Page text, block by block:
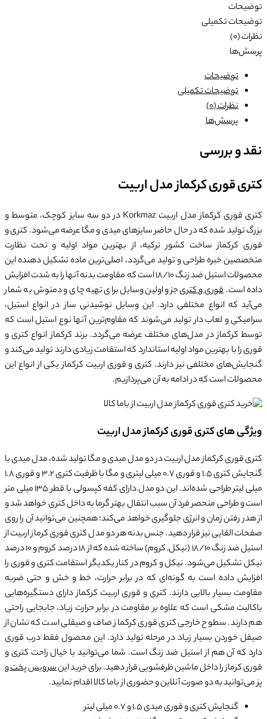
توضیحات
توضیحات تکمیلی
نظرات (0)
پرسش‌ها
توضیحات
توضیحات تکمیلی
نظرات (0)
پرسش‌ها
نقد و بررسی
کتری قوری کرکماز مدل اربیت
کتری قوری کرکماز مدل اربیت Korkmaz در دو سه سایز کوچک، متوسط و
بزرگ تولید شده که در حال حاضر سایزهای میدی و مگا عرضه می‌شود. کتری و
قوری کرکماز ساخت کشور ترکیه، از بهترین مواد اولیه و تحت نظارت
متخصصین خبره طراحی و تولید می‌گردد، اصلی‌ترین ماده تشکیل دهنده این
محصولات استیل ضد زنگ 18/10 است که مقاومت بدنه آنها را به شدت افزایش
داده است.قوری و کتریجزو اولین وسایل برای تهیه چای و دمنوش به شمار
می‌آید که انواع مختلفی دارد. این وسایل نوشیدنی ساز در انواع استیل،
سرامیکی و لعاب دار تولید می‌شوند که مقاوم‌ترین آنها نوع استیل است که
توسط کرکماز در مدل‌های مختلف عرضه می‌گردد. برند کرکماز انواع کتری و
قوری را با بهترین مواد اولیه استاندارد که استقامت زیادی دارند تولید می‌کند و
گنجایش‌های مختلفی نیز دارند. کتری و قوری اربیت کرکماز یکی از انواع این
محصولات است که در ادامه به آن می‌پردازیم.
ویژگی های کتری قوری کرکماز مدل اربیت
کتری قوری کرکماز مدل اربیت در دو مدل میدی و مگا تولید شده، مدل میدی با
گنجایش کتری 1.5 و قوری 0.7 میلی لیتری و مگا با ظرفیت کتری 3.2 و قوری 1.8
میلی لیتر طراحی شده‌اند. این دو مدل دارای کفه کپسولی با قطر 135 میلی متر
است و طراحی منحصر فرد آن سبب انتقال بهتر گرما به داخل کتری خواهد شد و
از هدر رفتن زمان و انرژی جلوگیری خواهد می‌کند؛ همچنین می‌توانید آن را روی
صفحات القایی نیز قرار دهید. جنس بدنه هر دو مدل کتری قوری کرماز اربیت از
استیل ضد زنگ 18/10 (نیکل, کروم) ساخته شده که از 18 درصد کروم و 10 درصد
نیکل تشکیل می‌شود. نیکل و کروم در کنار یکدیگر استقامت کتری و قوری را
افزایش داده است به گونه‌ای که در برابر حرارت، خط و خش و حتی ضربه
مقاومت بسیار بالایی دارند. کتری و قوری اربیت کرکماز دارای دستگیره‌هایی
باکالیت مشکی است که علاوه بر مقاومت در برابر حرارت زیاد، جابجایی راحتی
هم دارند. سطوح خارجی کتری قوری کرکماز صاف و صیقلی است که نشان از
صیقل خوردن بسیار زیاد در مرحله تولید دارد. این محصول فقط درب قوری
دارد که آن هم از استیل ضد زنگ است. شما می‌توانید با خیال راحت کتری و
قوری کرماز را داخل ماشین ظرفشویی قرار دهید. برای خرید اینسرویس پخت و
پزمی‌توانید به دو صورت آنلاین و حضوری از باما کالا اقدام نمایید.
گنجایش کتری و قوری میدی 1.5 و 0.7 میلی لیتر